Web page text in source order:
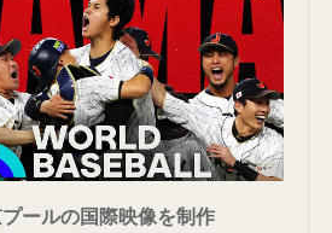
ールの国際映像を制作